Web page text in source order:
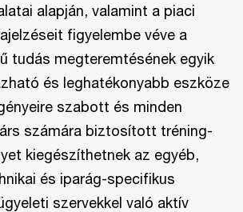
alapján, valamint a piaci
figyelembe véve a
tudás megteremtésének egyik
és leghatékonyabb eszköze
szabott és minden
számára biztosított tréning-
kiegészíthetnek az egyéb,
és iparág-specifikus
szervekkel való aktív